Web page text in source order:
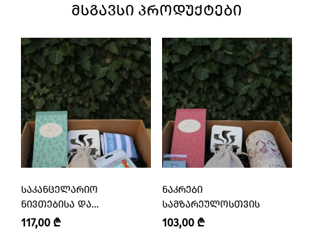
ᲛᲡᲒᲐᲕᲡᲘ ᲞᲠᲝᲓᲣᲥᲢᲔᲑᲘ
ᲡᲐᲙᲐᲜᲪᲔᲚᲐᲠᲘᲝ
ᲜᲘᲕᲗᲔᲑᲘᲡᲐ ᲓᲐ
ᲐᲥᲡᲔᲡᲣᲐᲠᲔᲑᲘᲡ ᲜᲐᲙᲠᲔᲑᲘ
117,00 ₾
ᲜᲐᲙᲠᲔᲑᲘ
ᲡᲐᲛᲖᲐᲠᲔᲣᲚᲝᲡᲗᲕᲘᲡ
103,00 ₾